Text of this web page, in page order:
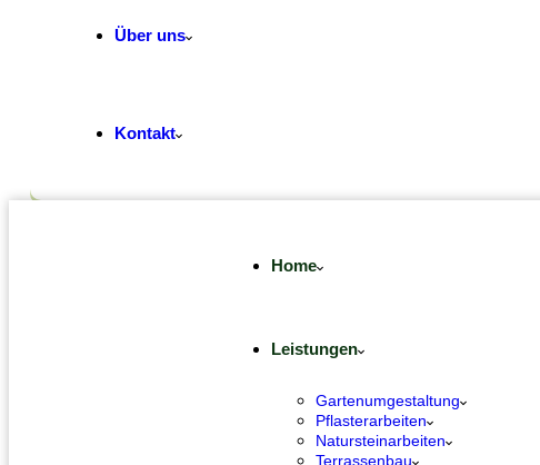
Über uns
Kontakt
Home
Leistungen
Gartenumgestaltung
Pflasterarbeiten
Natursteinarbeiten
Terrassenbau